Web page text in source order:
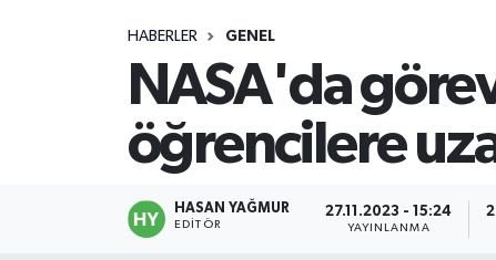
HABERLER GENEL
NASA'da
öğrencilere
HASAN YAĞMUR
EDITÖR
27.11.2023 - 15:24
YAYINLANMA
Gündem
TFF 3.Lig 2.Grup Puan Durumu ve Fikstür
Tüm Manşetler